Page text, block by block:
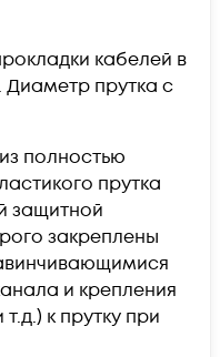
кабелей в
Диаметр прутка с
полностью
прутка
защитной
закреплены
и крепления
к прутку при